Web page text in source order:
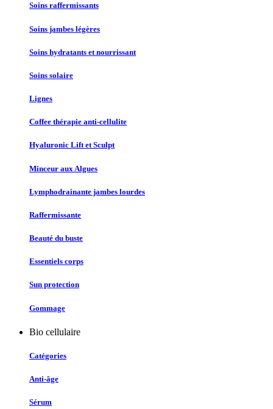
Soins raffermissants
Soins jambes légères
Soins hydratants et nourrissant
Soins solaire
Lignes
Coffee thérapie anti-cellulite
Hyaluronic Lift et Sculpt
Minceur aux Algues
Lymphodrainante jambes lourdes
Raffermissante
Beauté du buste
Essentiels corps
Sun protection
Gommage
Bio cellulaire
Catégories
Anti-âge
Sérum